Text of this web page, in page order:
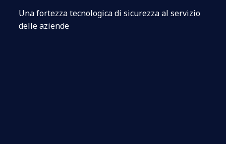
Una fortezza tecnologica di sicurezza al servizio
delle aziende